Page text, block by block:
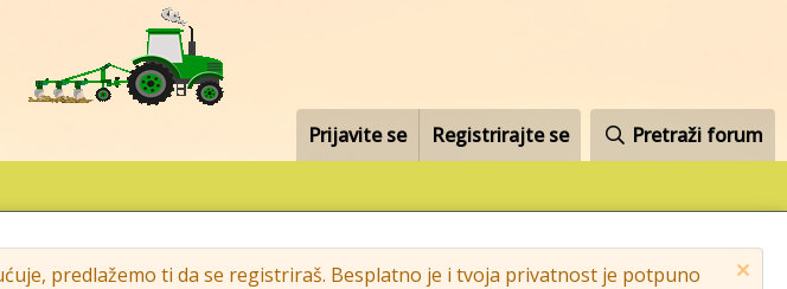
Prijavite se Registrirajte se Pretraži forum
predlažemo ti da se registriraš. Besplatno je i tvoja privatnost je potpuno